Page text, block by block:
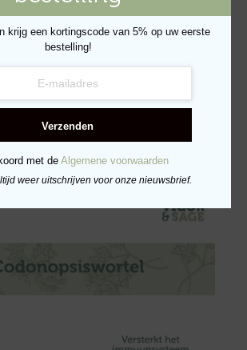
krijg een kortingscode van 5% op uw eerste
bestelling!
Verzenden
met deAlgemene voorwaarden
weer uitschrijven voor onze nieuwsbrief.